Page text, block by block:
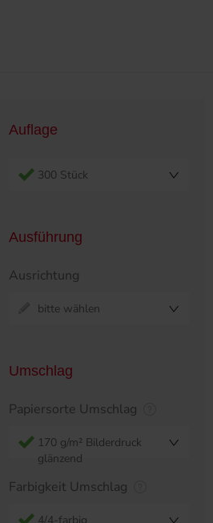
A4, Umschlag 4-seitig, 328 Seiten
Auflage
300 Stück
Ausführung
Ausrichtung
bitte wählen
Umschlag
Papiersorte Umschlag
170 g/m² Bilderdruck
glänzend
Farbigkeit Umschlag